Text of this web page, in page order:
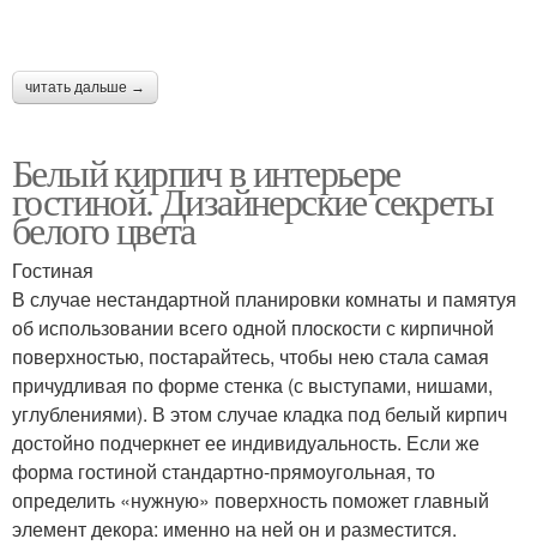
читать дальше →
Белый кирпич в интерьере
гостиной. Дизайнерские секреты
белого цвета
Гостиная
В случае нестандартной планировки комнаты и памятуя
об использовании всего одной плоскости с кирпичной
поверхностью, постарайтесь, чтобы нею стала самая
причудливая по форме стенка (с выступами, нишами,
углублениями). В этом случае кладка под белый кирпич
достойно подчеркнет ее индивидуальность. Если же
форма гостиной стандартно-прямоугольная, то
определить «нужную» поверхность поможет главный
элемент декора: именно на ней он и разместится.